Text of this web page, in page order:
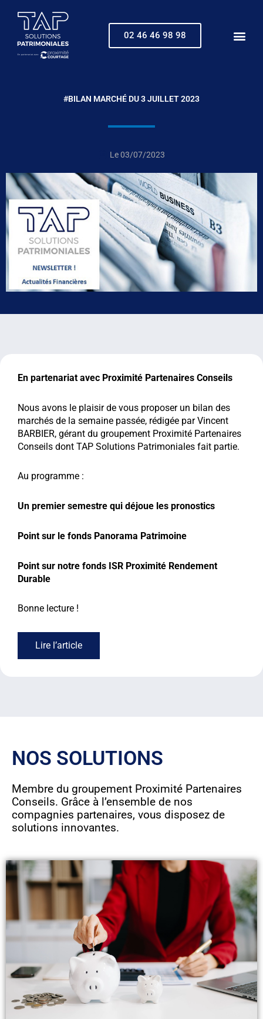
contenu
02 46 46 98 98
#BILAN MARCHÉ DU 3 JUILLET 2023
Le03/07/2023
En partenariat avec Proximité Partenaires Conseils
Nous avons le plaisir de vous proposer un bilan des
marchés de la semaine passée, rédigée par Vincent
BARBIER, gérant du groupement Proximité Partenaires
Conseils dont TAP Solutions Patrimoniales fait partie.
Au programme :
Un premier semestre qui déjoue les pronostics
Point sur le fonds Panorama Patrimoine
Point sur notre fonds ISR Proximité Rendement
Durable
Bonne lecture !
Lire l’article
NOS SOLUTIONS
Membre du groupement Proximité Partenaires
Conseils. Grâce à l’ensemble de nos
compagnies partenaires, vous disposez de
solutions innovantes.